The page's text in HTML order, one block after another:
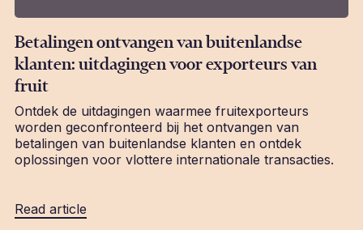
Betalingen ontvangen van buitenlandse
klanten: uitdagingen voor exporteurs van
fruit
Ontdek de uitdagingen waarmee fruitexporteurs
worden geconfronteerd bij het ontvangen van
betalingen van buitenlandse klanten en ontdek
oplossingen voor vlottere internationale transacties.
Read article